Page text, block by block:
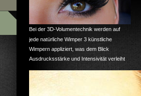
Bei der 3D-Volumentechnik werden auf
jede natürliche Wimper 3 künstliche
Wimpern appliziert, was dem Blick
Ausdrucksstärke und Intensivität verleiht